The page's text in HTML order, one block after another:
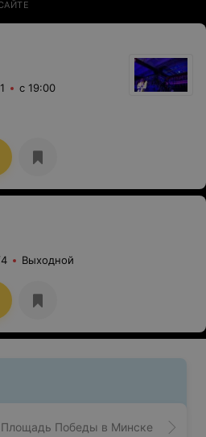
с 19:00
Выходной
Победы в Минске